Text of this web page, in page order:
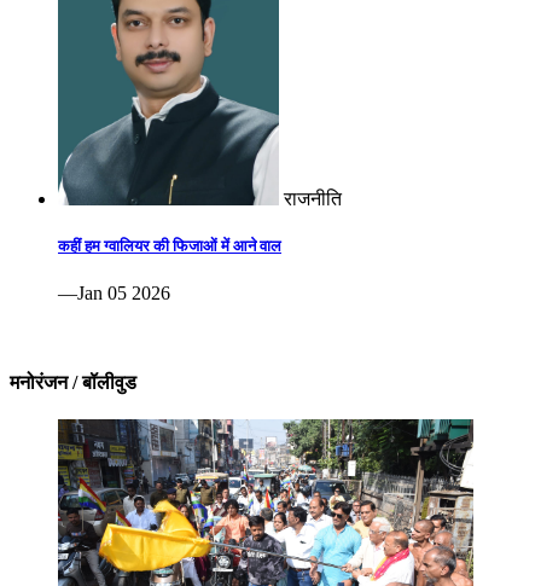
राजनीति
कहीं हम ग्वालियर की फिजाओं में आने वाल
—Jan 05 2026
मनोरंजन / बॉलीवुड